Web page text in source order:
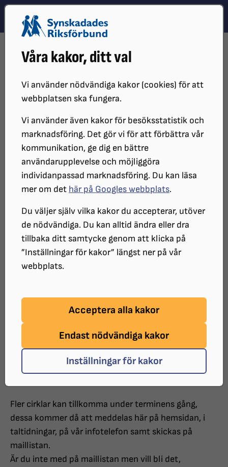
Våra kakor, ditt val
Vi använder nödvändiga kakor (cookies) för att
webbplatsen ska fungera.
Vi använder även kakor för besöksstatistik och
marknadsföring. Det gör vi för att förbättra vår
kommunikation, ge dig en bättre
användarupplevelse och möjliggöra
individanpassad marknadsföring. Du kan läsa
mer om det här på Googles webbplats.
Du väljer själv vilka kakor du accepterar, utöver
de nödvändiga. Du kan alltid ändra eller dra
tillbaka ditt samtycke genom att klicka på
”Inställningar för kakor” längst ner på vår
webbplats.
Acceptera alla kakor
Endast nödvändiga kakor
Inställningar för kakor
Hoppa till innehåll
Hoppa till hitta snabbt
DISTRIKT
SRF STOCKHOLM GOTLAND
Studiecirklar
Studier
Vi erbjuder en variation av aktiviteter
teoretiska, fysiska och praktiska,
uppdelat på VT och HT. Vi har även
simning och sittgympa som är
kontinuerliga hela året med litet
sommaruppehåll.
Fler cirklar kan tillkomma under terminens gång,
dessa kommer då att meddelas här på hemsidan, i
taltidningar, på vår infotelefon samt skickas på
maillistan.
Är du inte med på maillistan men vill bli det,